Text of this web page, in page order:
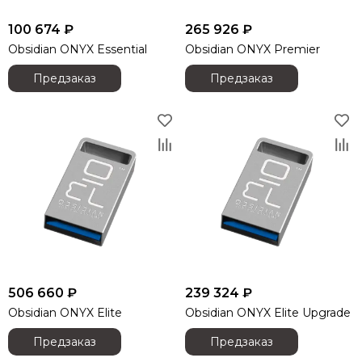
Light Union
Lift Craft
Look Solutions
Lumien
NEXO
Neutrik
Obsidian
Pioneer
Philips
PowerSoft
100 674 ₽
Obsidian ONYX Essential
Предзаказ
265 926 ₽
Obsidian ONYX Premier
Предзаказ
506 660 ₽
Obsidian ONYX Elite
Предзаказ
239 324 ₽
Obsidian ONYX Elite Upgrade
Предзаказ